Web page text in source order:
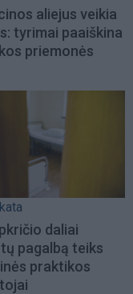
aliejus veikia
tyrimai paaiškina
priemonės
daliai
pagalbą teiks
praktikos